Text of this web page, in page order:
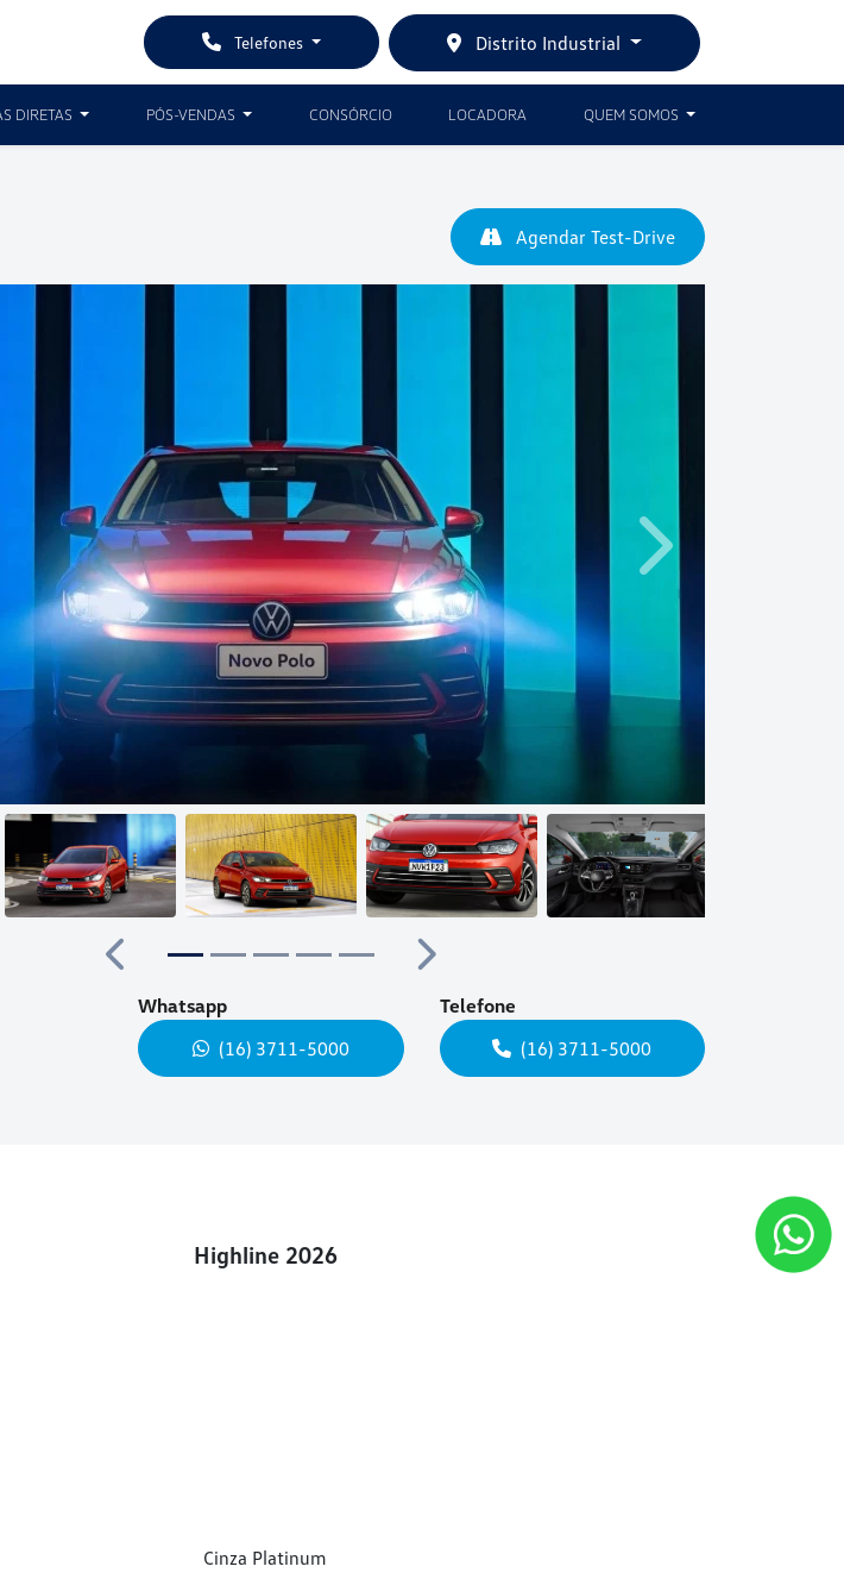
Telefones Distrito Industrial
DIRETAS PÓS-VENDAS CONSÓRCIO LOCADORA QUEM SOMOS
Agendar Test-Drive
Próximo
Anterior
Próximo
Whatsapp
(16) 3711-5000
Telefone
(16) 3711-5000
Highline 2026
Cinza Platinum